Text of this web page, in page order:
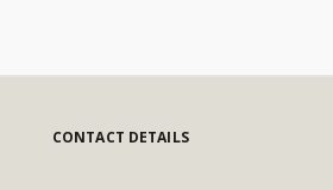
CONTACT DETAILS